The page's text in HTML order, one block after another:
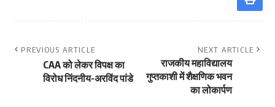
PREVIOUS ARTICLE
CAA को लेकर विपक्ष का
विरोध निंदनीय-अरविंद पांडे
NEXT ARTICLE
राजकीय महाविद्यालय
गुप्तकाशी में शैक्षणिक भवन
का लोकार्पण